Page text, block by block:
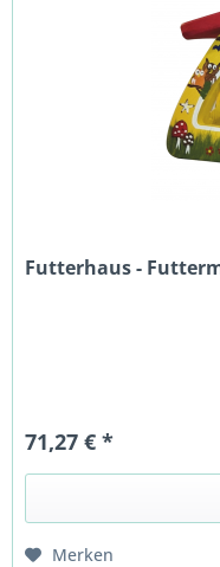
Futterhaus -
71,27 € *
Merken